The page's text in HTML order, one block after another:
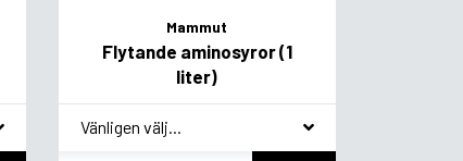
Mammut
Flytande aminosyror (1
liter)
* Smagsvariant